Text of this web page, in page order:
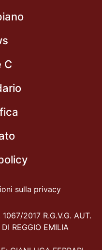
C
sulla privacy
2017 R.G.V.G. AUT.
REGGIO EMILIA